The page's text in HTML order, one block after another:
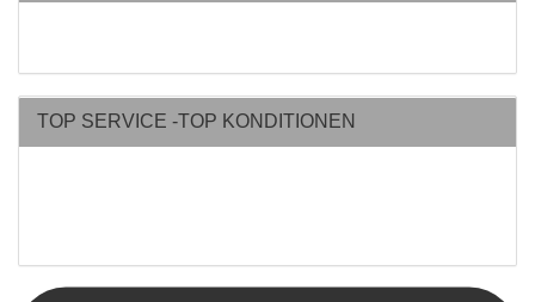
TOP SERVICE -TOP KONDITIONEN